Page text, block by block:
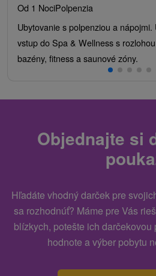
Od 1 NociPolpenzia
Ubytovanie s polpenziou a
vstup do Spa & Wellness s
bazény, fitness a saunové zóny.
Objednajte si
Hľadáte vhodný darček pre
sa rozhodnúť? Máme pre Vás
blízkych, potešte ich
hodnote a výber pobytu